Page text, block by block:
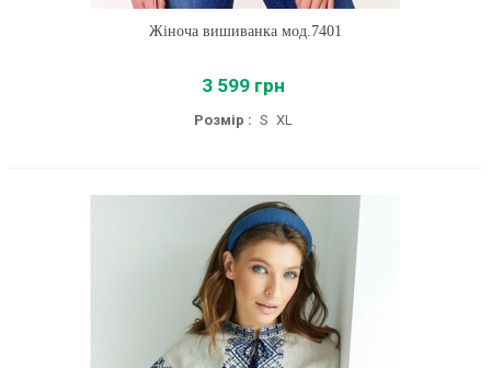
Жіноча вишиванка мод.7401
3 599 грн
Розмір : S XL